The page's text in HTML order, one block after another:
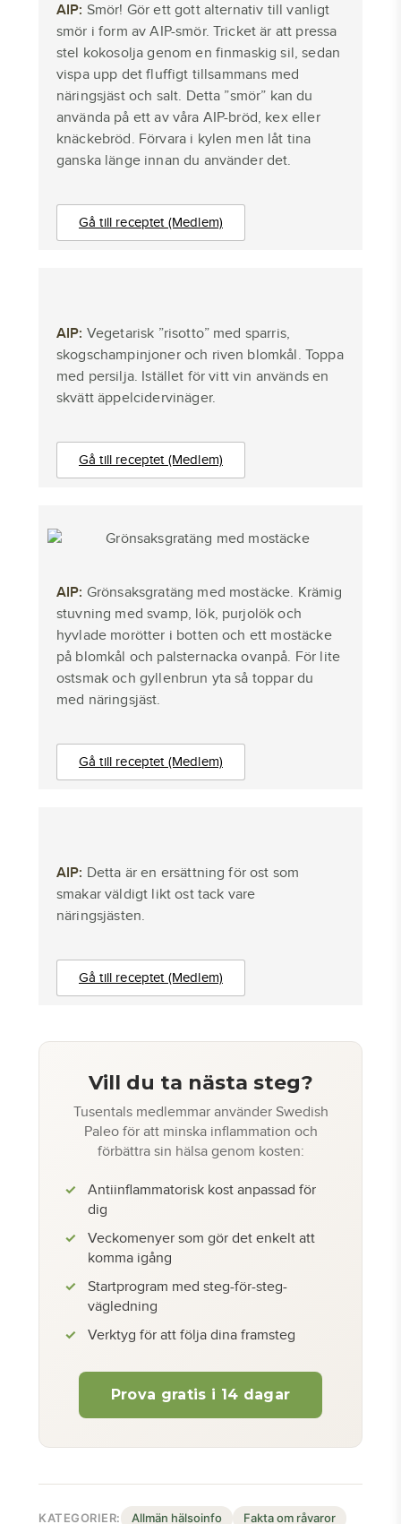
AIP: Smör! Gör ett gott alternativ till vanligt
smör i form av AIP-smör. Tricket är att pressa
stel kokosolja genom en finmaskig sil, sedan
vispa upp det fluffigt tillsammans med
näringsjäst och salt. Detta ”smör” kan du
använda på ett av våra AIP-bröd, kex eller
knäckebröd. Förvara i kylen men låt tina
ganska länge innan du använder det.
Gå till receptet (Medlem)
AIP: Vegetarisk ”risotto” med sparris,
skogschampinjoner och riven blomkål. Toppa
med persilja. Istället för vitt vin används en
skvätt äppelcidervinäger.
Gå till receptet (Medlem)
AIP: Grönsaksgratäng med mostäcke. Krämig
stuvning med svamp, lök, purjolök och
hyvlade morötter i botten och ett mostäcke
på blomkål och palsternacka ovanpå. För lite
ostsmak och gyllenbrun yta så toppar du
med näringsjäst.
Gå till receptet (Medlem)
AIP: Detta är en ersättning för ost som
smakar väldigt likt ost tack vare
näringsjästen.
Gå till receptet (Medlem)
Vill du ta nästa steg?
Tusentals medlemmar använder Swedish
Paleo för att minska inflammation och
förbättra sin hälsa genom kosten:
Antiinflammatorisk kost anpassad för
dig
Veckomenyer som gör det enkelt att
komma igång
Startprogram med steg-för-steg-
vägledning
Verktyg för att följa dina framsteg
Prova gratis i 14 dagar
KATEGORIER: Allmän hälsoinfo Fakta om råvaror